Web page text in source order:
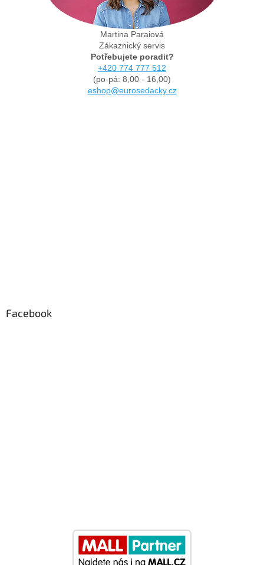
Martina Paraiová
Zákaznický servis
Potřebujete poradit?
+420 774 777 512
(po-pá: 8,00 - 16,00)
eshop@eurosedacky.cz
Facebook